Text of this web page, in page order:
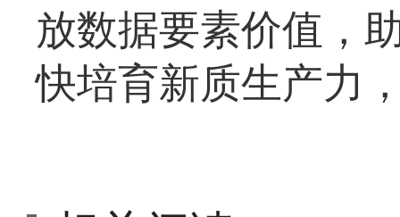
放数据要素价值，
快培育新质生产力